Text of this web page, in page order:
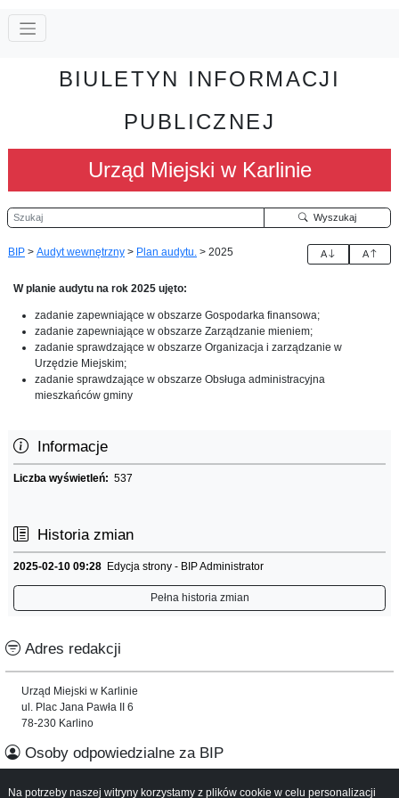
BIULETYN INFORMACJI
PUBLICZNEJ
Urząd Miejski w Karlinie
Szukaj Wyszukaj
BIP > Audyt wewnętrzny > Plan audytu. > 2025 A A
W planie audytu na rok 2025 ujęto:
zadanie zapewniające w obszarze Gospodarka finansowa;
zadanie zapewniające w obszarze Zarządzanie mieniem;
zadanie sprawdzające w obszarze Organizacja i zarządzanie w
Urzędzie Miejskim;
zadanie sprawdzające w obszarze Obsługa administracyjna
mieszkańców gminy
Informacje
Liczba wyświetleń: 537
Historia zmian
2025-02-10 09:28 Edycja strony - BIP Administrator
Pełna historia zmian
Adres redakcji
Urząd Miejski w Karlinie
ul. Plac Jana Pawła II 6
78-230 Karlino
Osoby odpowiedzialne za BIP
Na potrzeby naszej witryny korzystamy z plików cookie w celu personalizacji